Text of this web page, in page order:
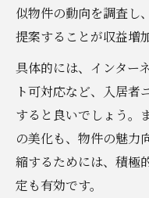
似物件の動向を調査し
提案することが収益増
具体的には、インター
ト可対応など、入居者
すると良いでしょう。
の美化も、物件の魅力
縮するためには、積極
定も有効です。